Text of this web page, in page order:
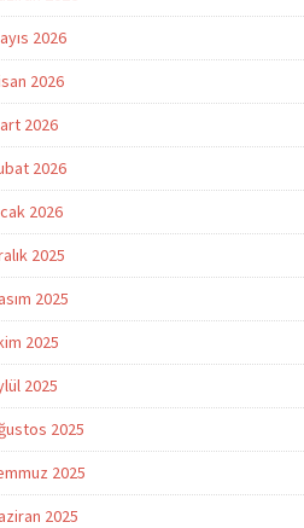
2026
2026
2026
2026
2026
2025
2025
2025
2025
2025
2025
2025